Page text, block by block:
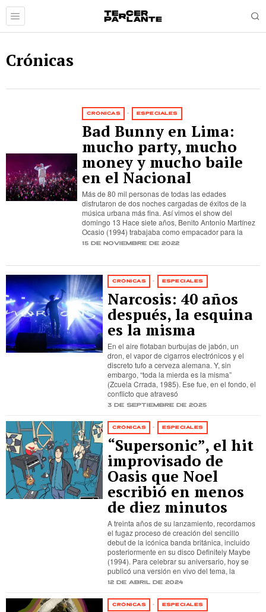
Crónicas
CRÓNICAS · ESPECIALES
Bad Bunny en Lima:
mucho party, mucho
money y mucho baile
en el Nacional
Más de 80 mil personas de todas las edades
disfrutaron de dos noches cargadas de éxitos de la
música urbana más fina. Así vimos el show del
domingo 13 Hace siete años, Benito Antonio Martínez
Ocasio (1994) trabajaba como empacador para la
15 de noviembre de 2022
CRÓNICAS · ESPECIALES
Narcosis: 40 años
después, la esquina
es la misma
En el aire flotaban burbujas de jabón, un
dron, el vapor de cigarros electrónicos y el
discreto tufo a cerveza alemana. Y, sin
embargo, “toda la mierda es la misma”
(Zcuela Crrada, 1985). Ese fue, en el fondo, el
conflicto que atravesó
3 de septiembre de 2025
CRÓNICAS · ESPECIALES
“Supersonic”, el hit
improvisado de
Oasis que Noel
escribió en menos
de diez minutos
A treinta años de su lanzamiento, recordamos
el fugaz proceso de creación del sencillo
debut de la icónica banda británica, incluido
posteriormente en su disco Definitely Maybe
(1994). Para celebrar su aniversario, hoy se
publicó una versión en vivo del tema, la
12 de abril de 2024
CRÓNICAS · ESPECIALES